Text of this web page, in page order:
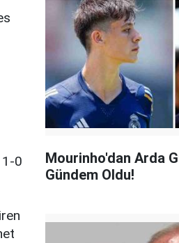
1-0
Mourinho'dan Arda
Gündem Oldu!